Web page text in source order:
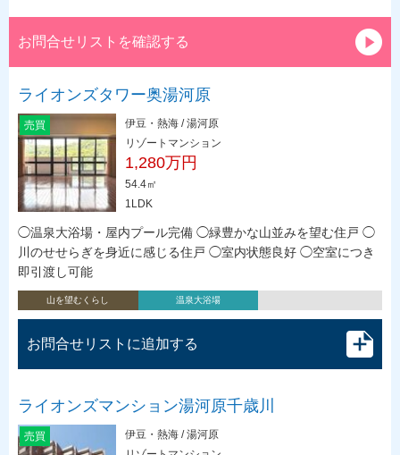
お問合せリストを確認する
ライオンズタワー奥湯河原
売買
伊豆・熱海 / 湯河原
リゾートマンション
1,280万円
54.4㎡
1LDK
◯温泉大浴場・屋内プール完備 ◯緑豊かな山並みを望む住戸 ◯
川のせせらぎを身近に感じる住戸 ◯室内状態良好 ◯空室につき
即引渡し可能
山を望むくらし 温泉大浴場
お問合せリストに追加する
ライオンズマンション湯河原千歳川
売買
伊豆・熱海 / 湯河原